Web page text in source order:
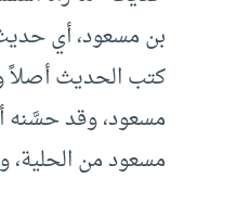
بن مسعود، أي
كتب الحديث أصلاً
مسعود، وقد حسَّنه
مسعود من الحلية، وراجع